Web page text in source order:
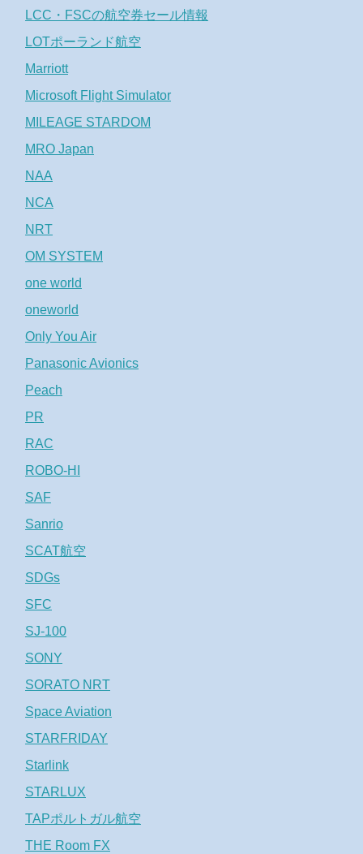
LCC・FSCの航空券セール情報
LOTポーランド航空
Marriott
Microsoft Flight Simulator
MILEAGE STARDOM
MRO Japan
NAA
NCA
NRT
OM SYSTEM
one world
oneworld
Only You Air
Panasonic Avionics
Peach
PR
RAC
ROBO-HI
SAF
Sanrio
SCAT航空
SDGs
SFC
SJ-100
SONY
SORATO NRT
Space Aviation
STARFRIDAY
Starlink
STARLUX
TAPポルトガル航空
THE Room FX